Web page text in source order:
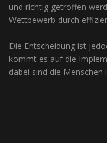
und richtig getroffen
Wettbewerb durch
Die Entscheidung ist
kommt es auf die
dabei sind die Menschen